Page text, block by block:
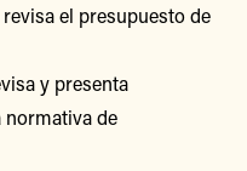
revisa el presupuesto de
y presenta
normativa de